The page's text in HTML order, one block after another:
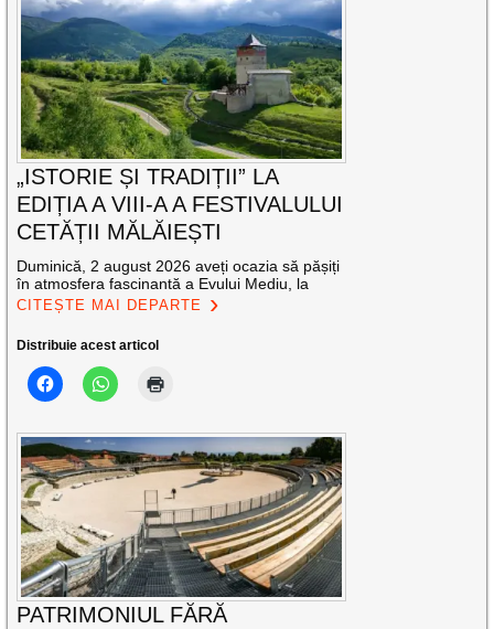
„ISTORIE ȘI TRADIȚII” LA
EDIȚIA A VIII-A A FESTIVALULUI
CETĂȚII MĂLĂIEȘTI
Duminică, 2 august 2026 aveți ocazia să pășiți
în atmosfera fascinantă a Evului Mediu, la
CITEȘTE MAI DEPARTE
Distribuie acest articol
PATRIMONIUL FĂRĂ